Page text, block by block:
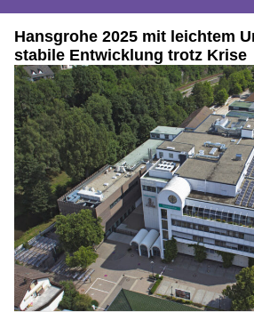
Hansgrohe 2025 mit leichtem
stabile Entwicklung trotz Krise